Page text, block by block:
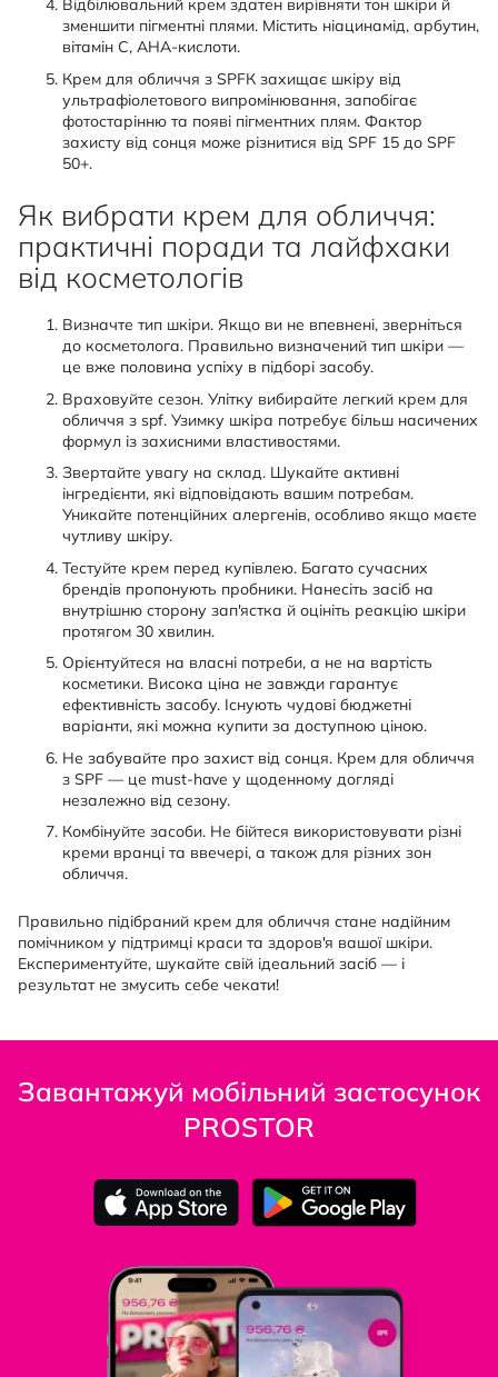
Відбілювальний крем здатен вирівняти тон шкіри й
зменшити пігментні плями. Містить ніацинамід, арбутин,
вітамін С, AHA-кислоти.
Крем для обличчя з SPFК захищає шкіру від
ультрафіолетового випромінювання, запобігає
фотостарінню та появі пігментних плям. Фактор
захисту від сонця може різнитися від SPF 15 до SPF
50+.
Як вибрати крем для обличчя:
практичні поради та лайфхаки
від косметологів
Визначте тип шкіри. Якщо ви не впевнені, зверніться
до косметолога. Правильно визначений тип шкіри —
це вже половина успіху в підборі засобу.
Враховуйте сезон. Улітку вибирайте легкий крем для
обличчя з spf. Узимку шкіра потребує більш насичених
формул із захисними властивостями.
Звертайте увагу на склад. Шукайте активні
інгредієнти, які відповідають вашим потребам.
Уникайте потенційних алергенів, особливо якщо маєте
чутливу шкіру.
Тестуйте крем перед купівлею. Багато сучасних
брендів пропонують пробники. Нанесіть засіб на
внутрішню сторону зап'ястка й оцініть реакцію шкіри
протягом 30 хвилин.
Орієнтуйтеся на власні потреби, а не на вартість
косметики. Висока ціна не завжди гарантує
ефективність засобу. Існують чудові бюджетні
варіанти, які можна купити за доступною ціною.
Не забувайте про захист від сонця. Крем для обличчя
з SPF — це must-have у щоденному догляді
незалежно від сезону.
Комбінуйте засоби. Не бійтеся використовувати різні
креми вранці та ввечері, а також для різних зон
обличчя.
Правильно підібраний крем для обличчя стане надійним
помічником у підтримці краси та здоров'я вашої шкіри.
Експериментуйте, шукайте свій ідеальний засіб — і
результат не змусить себе чекати!
Завантажуй мобільний застосунок
PROSTOR